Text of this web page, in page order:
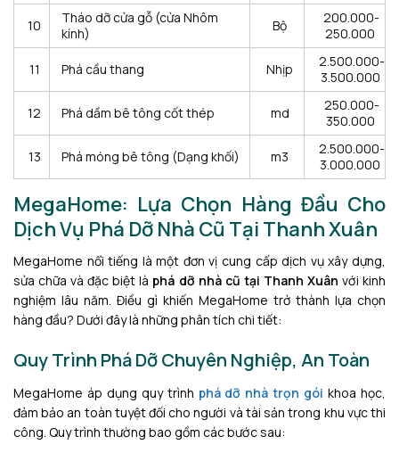
10
Tháo dỡ cửa gỗ (cửa Nhôm
kính)
Bộ
200.000-
250.000
11 Phá cầu thang Nhịp
2.500.000-
3.500.000
12 Phá dầm bê tông cốt thép md
250.000-
350.000
13 Phá móng bê tông (Dạng khối) m3
2.500.000-
3.000.000
MegaHome: Lựa Chọn Hàng Đầu Cho
Dịch Vụ Phá Dỡ Nhà Cũ Tại Thanh Xuân
MegaHome nổi tiếng là một đơn vị cung cấp dịch vụ xây dựng,
sửa chữa và đặc biệt là phá dỡ nhà cũ tại Thanh Xuân với kinh
nghiệm lâu năm. Điều gì khiến MegaHome trở thành lựa chọn
hàng đầu? Dưới đây là những phân tích chi tiết:
Quy Trình Phá Dỡ Chuyên Nghiệp, An Toàn
MegaHome áp dụng quy trình phá dỡ nhà trọn gói khoa học,
đảm bảo an toàn tuyệt đối cho người và tài sản trong khu vực thi
công. Quy trình thường bao gồm các bước sau: